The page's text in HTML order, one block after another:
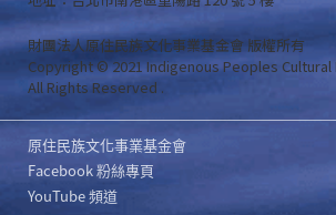
財團法人原住民族文化事業基金會 版權所有
Copyright © 2021 Indigenous Peoples Cultural
All Rights Reserved .
原住民族文化事業基金會
Facebook 粉絲專頁
YouTube 頻道